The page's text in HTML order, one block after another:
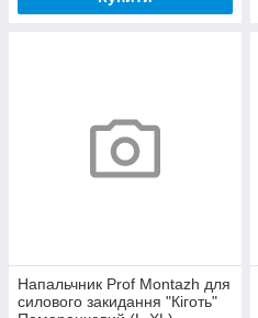
Напальчник Prof Montazh для
силового закидання "Кіготь"